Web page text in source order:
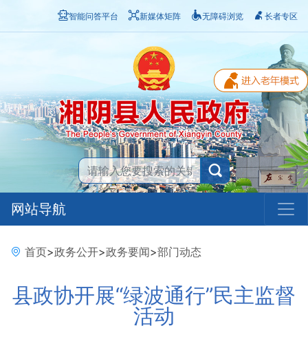
智能问答平台 新媒体矩阵 无障碍浏览 长者专区
网站导航
首页>政务公开>政务要闻>部门动态
县政协开展“绿波通行”民主监督
活动